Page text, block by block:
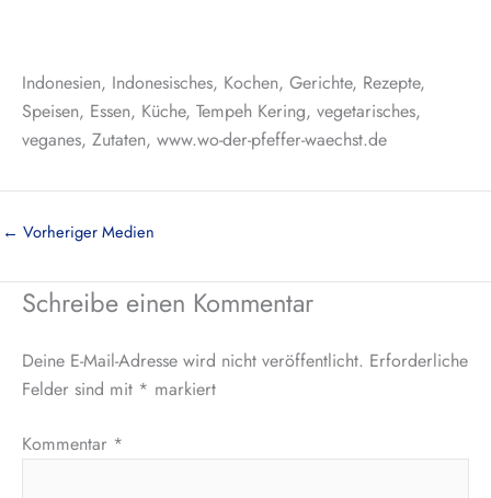
Indonesien, Indonesisches, Kochen, Gerichte, Rezepte,
Speisen, Essen, Küche, Tempeh Kering, vegetarisches,
veganes, Zutaten, www.wo-der-pfeffer-waechst.de
← Vorheriger Medien
Schreibe einen Kommentar
Deine E-Mail-Adresse wird nicht veröffentlicht. Erforderliche
Felder sind mit * markiert
Kommentar *